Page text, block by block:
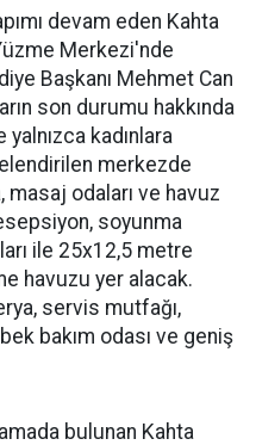
devam eden Kahta
Merkezi'nde
Başkanı Mehmet Can
son durumu hakkında
kadınlara
merkezde
odaları ve havuz
soyunma
ile 25x12,5 metre
havuzu yer alacak.
servis mutfağı,
bakım odası ve geniş
bulunan Kahta